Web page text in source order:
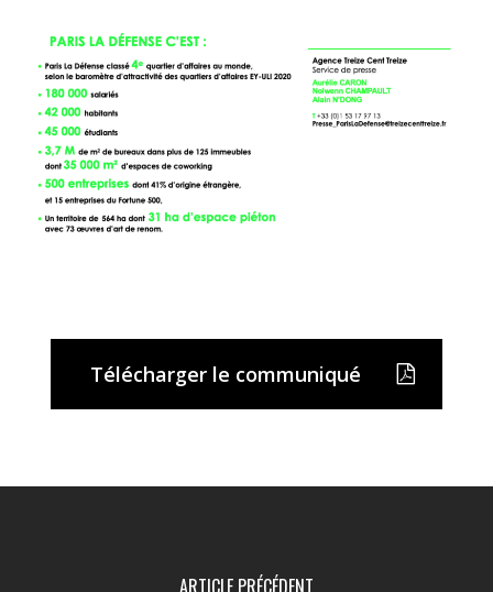
Télécharger le communiqué
ARTICLE PRÉCÉDENT